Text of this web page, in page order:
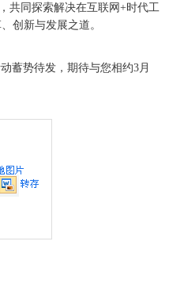
共同探索解决在互联网+时代工
创新与发展之道。
势待发，期待与您相约3月